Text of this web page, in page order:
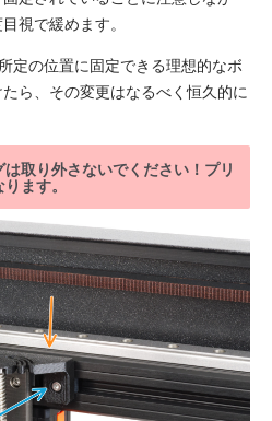
視で緩めます。
定の位置に固定できる理想的なボ
ら、その変更はなるべく恒久的に
取り外さないでください！プリ
ます。